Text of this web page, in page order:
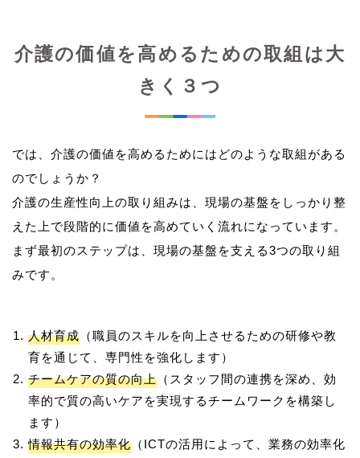
介護の価値を高めるための取組は大
きく３つ
では、介護の価値を高めるためにはどのような取組がある
のでしょうか？
介護の生産性向上の取り組みは、現場の基盤をしっかり整
えた上で段階的に価値を高めていく流れになっています。
まず最初のステップは、現場の基盤を支える3つの取り組
人材育成 （職員のスキルを向上させるための研修や教
育を通じて、専門性を強化します）
チームケアの質の向上 （スタッフ間の連携を深め、効
率的で質の高いケアを実現するチームワークを構築し
ます）
情報共有の効率化 （ICTの活用によって、業務の効率化